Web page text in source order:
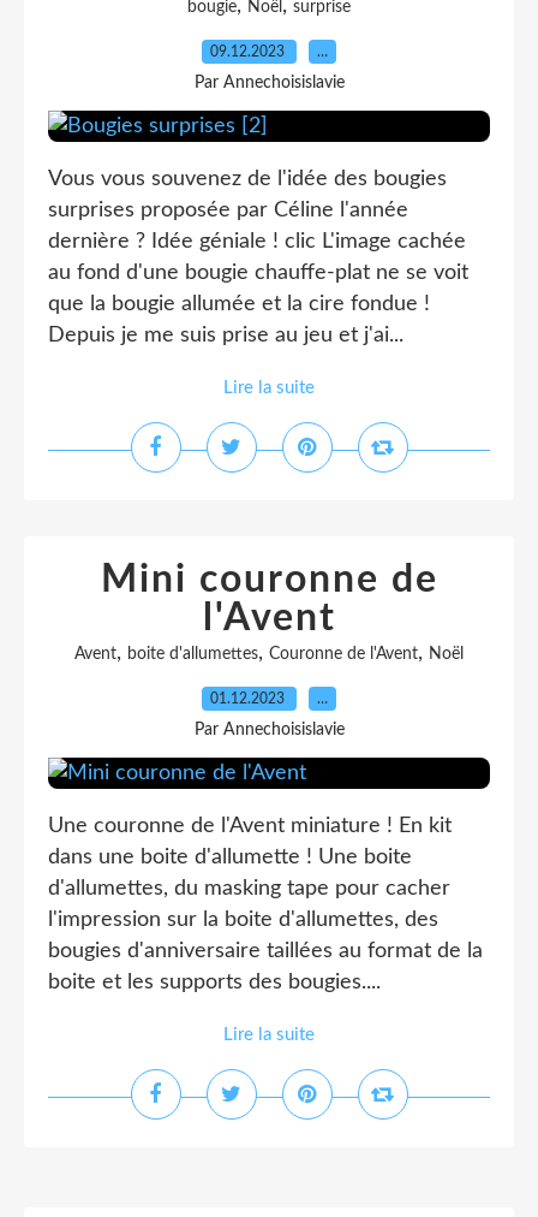
bougie, Noël , surprise
09.12.2023 …
Par Annechoisislavie
Vous vous souvenez de l'idée des bougies
surprises proposée par Céline l'année
dernière ? Idée géniale ! clic L'image cachée
au fond d'une bougie chauffe-plat ne se voit
que la bougie allumée et la cire fondue !
Depuis je me suis prise au jeu et j'ai...
Lire la suite
Mini couronne de
l'Avent
Avent, boite d'allumettes, Couronne de l'Avent, Noël
01.12.2023 …
Par Annechoisislavie
Une couronne de l'Avent miniature ! En kit
dans une boite d'allumette ! Une boite
d'allumettes, du masking tape pour cacher
l'impression sur la boite d'allumettes, des
bougies d'anniversaire taillées au format de la
boite et les supports des bougies....
Lire la suite